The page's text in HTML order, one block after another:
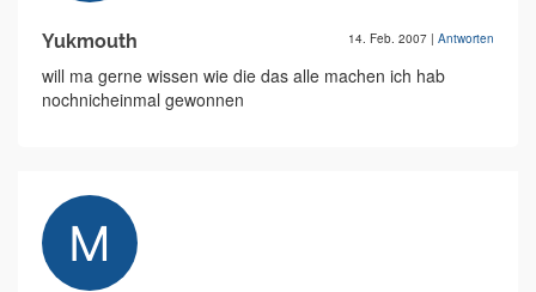
Yukmouth 14. Feb. 2007 | Antworten
will ma gerne wissen wie die das alle machen ich hab
nochnicheinmal gewonnen